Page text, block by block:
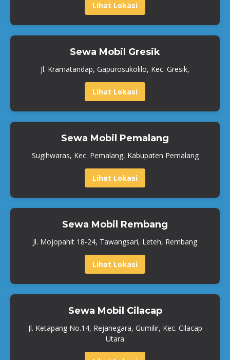
Lihat Lokasi
Sewa Mobil Gresik
Jl. Kramatandap, Gapurosukolilo, Kec. Gresik,
Lihat Lokasi
Sewa Mobil Pemalang
Sugihwaras, Kec. Pemalang, Kabupaten Pemalang
Lihat Lokasi
Sewa Mobil Rembang
Jl. Mojopahit 18-24, Tawangsari, Leteh, Rembang
Lihat Lokasi
Sewa Mobil Cilacap
Jl. Ketapang No.14, Rejanegara, Gumilir, Kec. Cilacap
Utara